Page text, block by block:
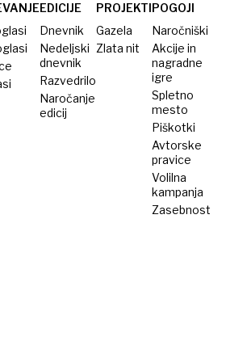
EDICIJE
Dnevnik
Nedeljski
dnevnik
Razvedrilo
Naročanje
edicij
PROJEKTI
Gazela
Zlata nit
POGOJI
Naročniški
Akcije in
nagradne
igre
Spletno
mesto
Piškotki
Avtorske
pravice
Volilna
kampanja
Zasebnost